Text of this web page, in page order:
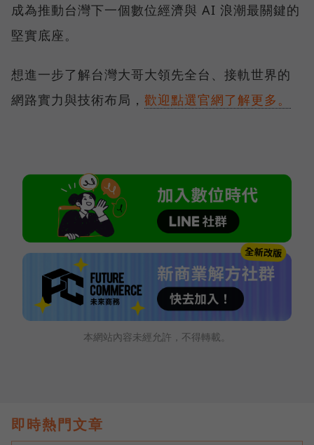
成為推動台灣下一個數位經濟與 AI 浪潮最關鍵的
堅實底座。
想進一步了解台灣大哥大領先全台、接軌世界的
網路實力與技術布局， 歡迎點選官網了解更多。
本網站內容未經允許，不得轉載。
即時熱門文章